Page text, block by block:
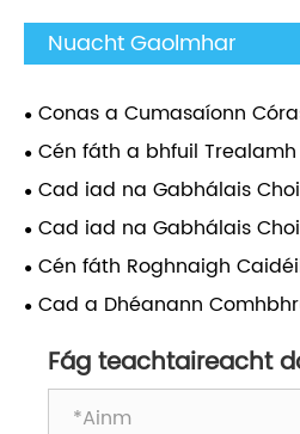
Nuacht Gaolmhar
Conas a Cumasaíonn
Comhbhrúiteoirí
Coigeartuithe Brú Barra 0.1?
Cén fáth a bhfuil
Accessories Comhbhrúiteoir
Riachtanach le haghaidh
Fadtéarmach
Cad iad na Gabhálais
Comhbhrúiteoir Aeir Atlas
Fáth a Bhfuil Tábhacht acu?
Cad iad na Gabhálais
Chomhbhrúiteoirí Aeir Atlas?
Cén fáth Roghnaigh
Fíor le haghaidh
Cad a Dhéanann
Feidhmchláir Thionsclaíoch?
Fág teachtaireacht